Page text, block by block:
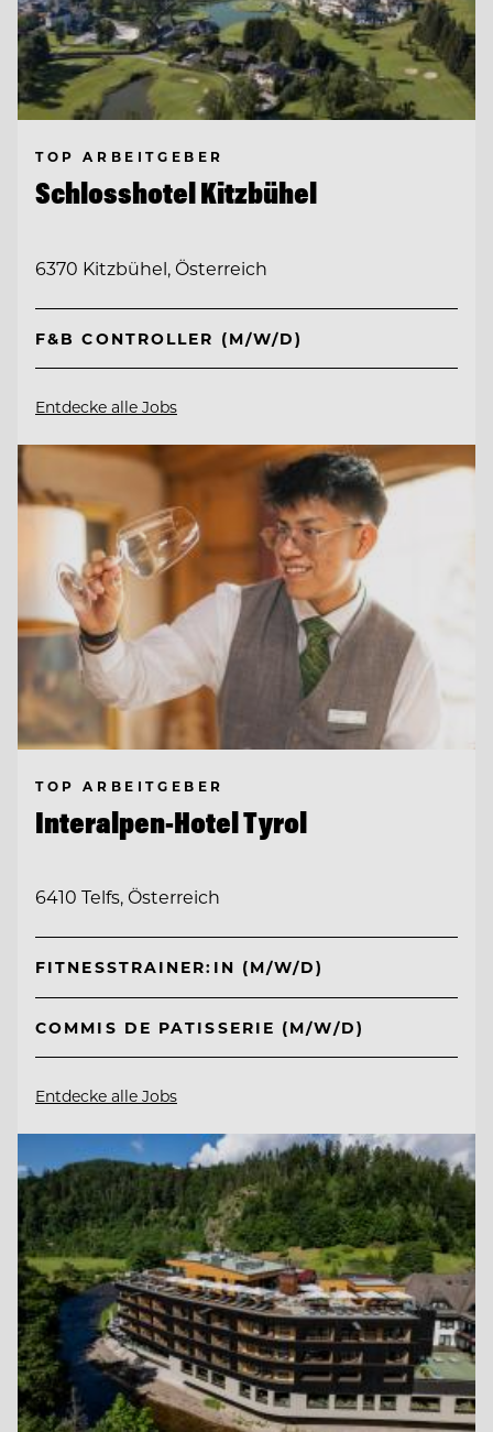
TOP ARBEITGEBER
Schlosshotel Kitzbühel
6370 Kitzbühel, Österreich
F&B CONTROLLER (M/W/D)
Entdecke alle Jobs
TOP ARBEITGEBER
Interalpen-Hotel Tyrol
6410 Telfs, Österreich
FITNESSTRAINER:IN (M/W/D)
COMMIS DE PATISSERIE (M/W/D)
Entdecke alle Jobs